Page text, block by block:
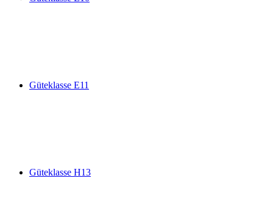
Güteklasse E11
Güteklasse H13